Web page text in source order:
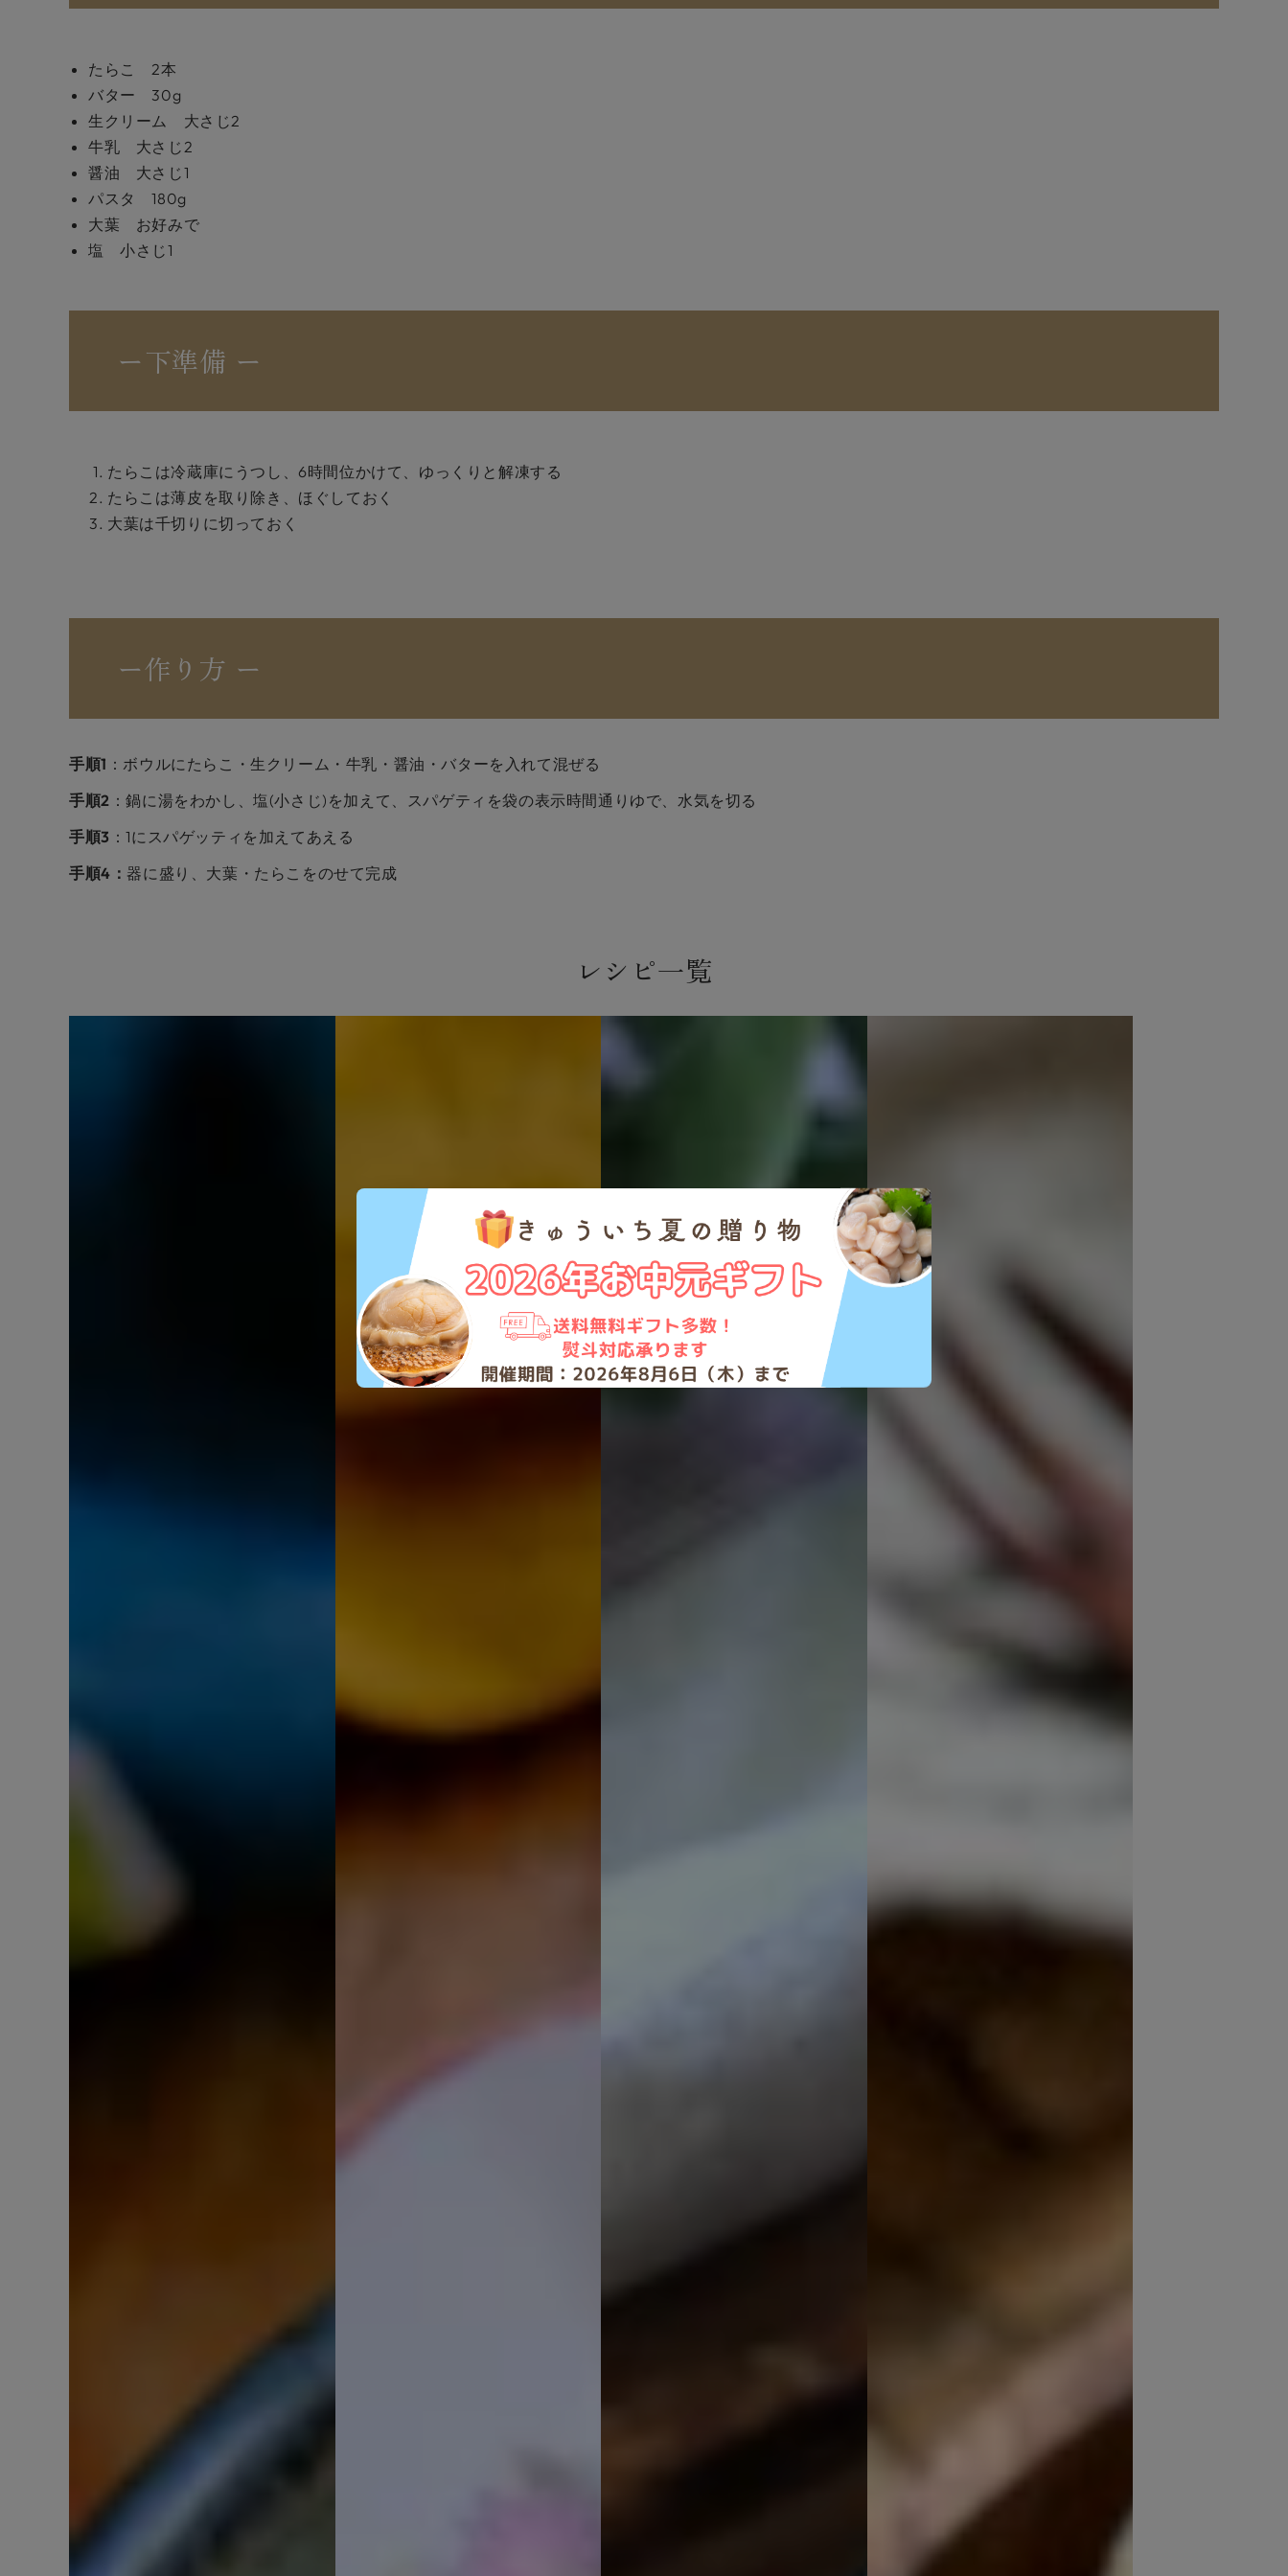
たらこ 2本
バター 30g
生クリーム 大さじ2
牛乳 大さじ2
醤油 大さじ1
パスタ 180g
大葉 お好みで
塩 小さじ1
ー下準備 ー
たらこは冷蔵庫にうつし、6時間位かけて、ゆっくりと解凍する
たらこは薄皮を取り除き、ほぐしておく
大葉は千切りに切っておく
ー作り方 ー
手順1 ：ボウルにたらこ・生クリーム・牛乳・醤油・バターを入れて混ぜる
手順2 ：鍋に湯をわかし、塩(小さじ)を加えて、スパゲティを袋の表示時間通りゆで、水気を切る
手順3 ：1にスパゲッティを加えてあえる
手順4： 器に盛り、大葉・たらこをのせて完成
レシピ一覧